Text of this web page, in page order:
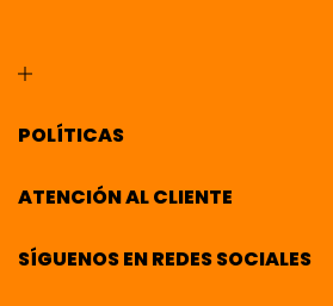
POLÍTICAS
ATENCIÓN AL CLIENTE
SÍGUENOS EN REDES SOCIALES